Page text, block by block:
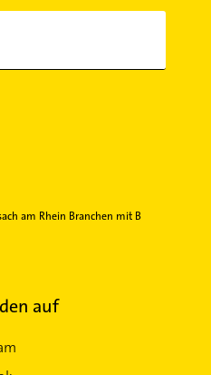
am Rhein Branchen mit B
auf